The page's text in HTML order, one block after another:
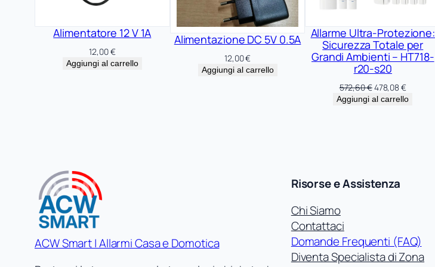
Alimentatore 12 V 1A
12,00€
Aggiungi al carrello
Alimentazione DC 5V 0.5A
12,00€
Aggiungi al carrello
Allarme Ultra-Protezione:
Sicurezza Totale per
Grandi Ambienti – HT718-
r20-s20
572,60€Il
prezzo
478,08€Il
prezzo
Aggiungi al carrello
ACW Smart | Allarmi Casa e Domotica
Risorse e Assistenza
Chi Siamo
Contattaci
Domande Frequenti (FAQ)
Diventa Specialista di Zona